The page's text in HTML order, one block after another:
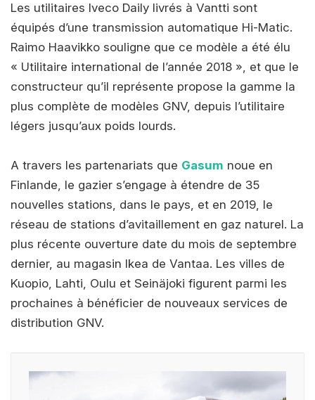
Les utilitaires Iveco Daily livrés à Vantti sont
équipés d’une transmission automatique Hi-Matic.
Raimo Haavikko souligne que ce modèle a été élu
« Utilitaire international de l’année 2018 », et que le
constructeur qu’il représente propose la gamme la
plus complète de modèles GNV, depuis l’utilitaire
légers jusqu’aux poids lourds.
A travers les partenariats que Gasum noue en
Finlande, le gazier s’engage à étendre de 35
nouvelles stations, dans le pays, et en 2019, le
réseau de stations d’avitaillement en gaz naturel. La
plus récente ouverture date du mois de septembre
dernier, au magasin Ikea de Vantaa. Les villes de
Kuopio, Lahti, Oulu et Seinäjoki figurent parmi les
prochaines à bénéficier de nouveaux services de
distribution GNV.